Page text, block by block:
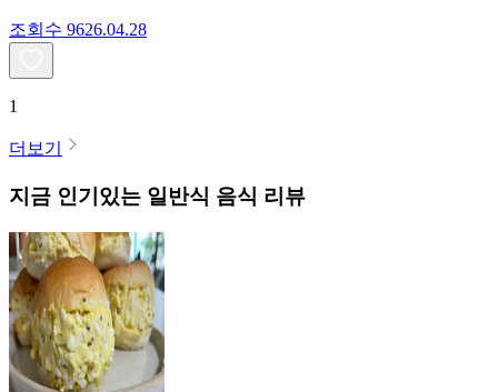
조회수 9626.04.28
1
더보기
지금 인기있는 일반식 음식 리뷰